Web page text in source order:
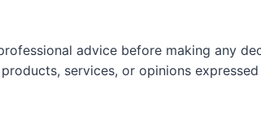
advice before making any
services, or opinions